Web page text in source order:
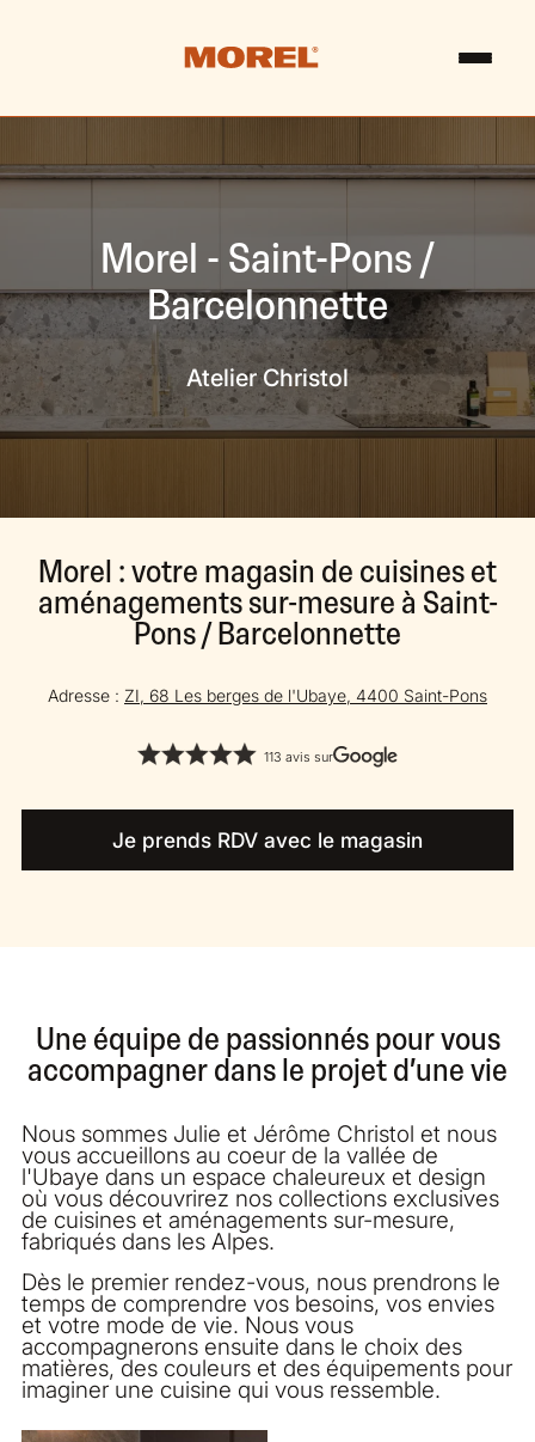
Morel - Saint-Pons /
Barcelonnette
Atelier Christol
Morel : votre magasin de cuisines et
aménagements sur-mesure à Saint-
Pons / Barcelonnette
Adresse : ZI, 68 Les berges de l'Ubaye, 4400 Saint-Pons
113 avis sur
Je prends RDV avec le magasin
Une équipe de passionnés pour vous
accompagner dans le projet d’une vie
Nous sommes Julie et Jérôme Christol et nous
vous accueillons au coeur de la vallée de
l'Ubaye dans un espace chaleureux et design
où vous découvrirez nos collections exclusives
de cuisines et aménagements sur-mesure,
fabriqués dans les Alpes.
Dès le premier rendez-vous, nous prendrons le
temps de comprendre vos besoins, vos envies
et votre mode de vie. Nous vous
accompagnerons ensuite dans le choix des
matières, des couleurs et des équipements pour
imaginer une cuisine qui vous ressemble.